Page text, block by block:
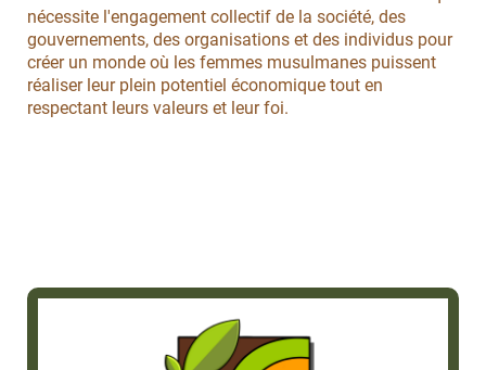
nécessite l'engagement collectif de la société, des
gouvernements, des organisations et des individus pour
créer un monde où les femmes musulmanes puissent
réaliser leur plein potentiel économique tout en
respectant leurs valeurs et leur foi.